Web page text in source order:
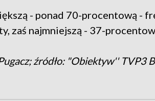
- ponad 70-procentową -
zaś najmniejszą - 37-
źródło: "Obiektyw'' TVP3